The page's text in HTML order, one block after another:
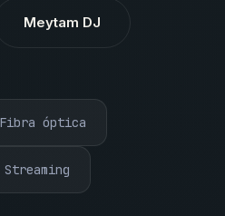
Meytam DJ
Fibra óptica
Streaming